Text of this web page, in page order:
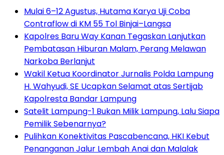
Mulai 6–12 Agustus, Hutama Karya Uji Coba
Contraflow di KM 55 Tol Binjai–Langsa
Kapolres Baru Way Kanan Tegaskan Lanjutkan
Pembatasan Hiburan Malam, Perang Melawan
Narkoba Berlanjut
Wakil Ketua Koordinator Jurnalis Polda Lampung
H. Wahyudi, SE Ucapkan Selamat atas Sertijab
Kapolresta Bandar Lampung
Satelit Lampung-1 Bukan Milik Lampung, Lalu Siapa
Pemilik Sebenarnya?
Pulihkan Konektivitas Pascabencana, HKI Kebut
Penanganan Jalur Lembah Anai dan Malalak